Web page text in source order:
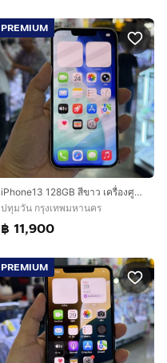
PREMIUM
iPhone13 128GB สีขาว เครื่องศูนย์ โมเดลTH สภาพสวยมากๆ🔥🔥
ปทุมวัน กรุงเทพมหานคร
฿ 11,900
PREMIUM